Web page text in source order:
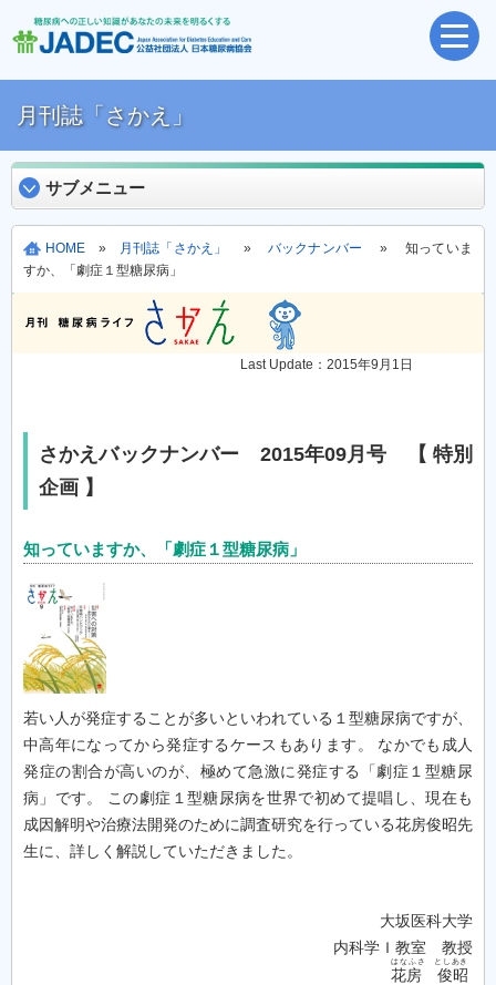
月刊誌「さかえ」
サブメニュー
HOME » 月刊誌「さかえ」 » バックナンバー » 知っていま
すか、「劇症１型糖尿病」
Last Update：2015年9月1日
さかえバックナンバー 2015年09月号 【 特別
企画 】
知っていますか、「劇症１型糖尿病」
若い人が発症することが多いといわれている１型糖尿病ですが、
中高年になってから発症するケースもあります。 なかでも成人
発症の割合が高いのが、極めて急激に発症する「劇症１型糖尿
病」です。 この劇症１型糖尿病を世界で初めて提唱し、現在も
成因解明や治療法開発のために調査研究を行っている花房俊昭先
生に、詳しく解説していただきました。
大坂医科大学
内科学Ｉ教室 教授
花房 俊昭
はなふさ としあき